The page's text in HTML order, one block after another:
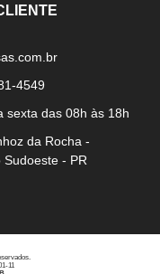
4549
sexta das 08h às 18h
da Rocha -
- PR
11